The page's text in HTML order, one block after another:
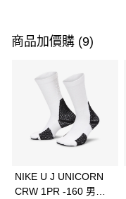
信用卡一次付款
3 期 0 利率 每期
合作金庫商業銀行
華南商業銀行
上海商業儲蓄銀行
Apple Pay
全盈+PAY
商品加價購 (9)
NIKE U J UNICORN
CRW 1PR -160 男女